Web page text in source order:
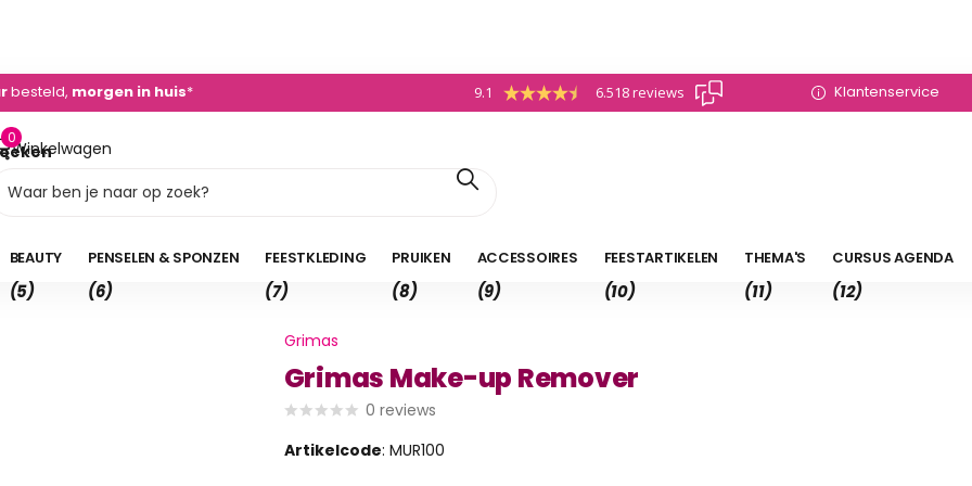
- 450 882
+31 (0)495 - 450 882 9.1 6.518 reviews Klantenservice
Winkelwagen
0
0,00
BEAUTY
(5)
PENSELEN & SPONZEN
(6)
FEESTKLEDING
(7)
PRUIKEN
(8)
ACCESSOIRES
(9)
FEESTARTIKELEN
(10)
THEMA'S
(11)
CURSUS AGENDA
(12)
Grimas
Grimas Make-up Remover
0 reviews
Artikelcode: MUR100